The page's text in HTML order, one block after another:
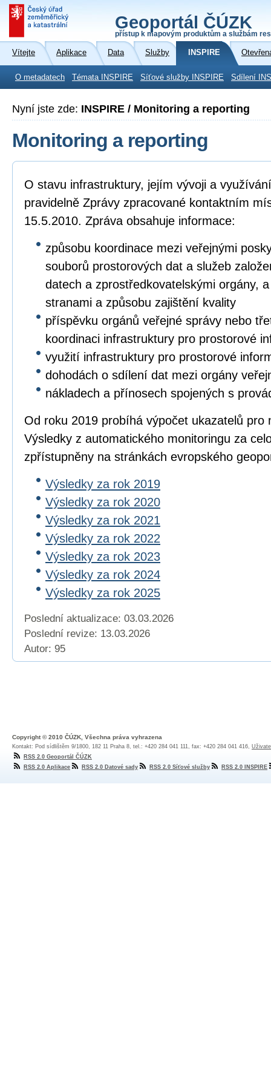
Geoportál ČÚZK
přístup k mapovým produktům a službám
Vítejte Aplikace Data Služby INSPIRE
O metadatech Témata INSPIRE Síťové služby INSPIRE Sdílení
Nyní jste zde: INSPIRE / Monitoring a reporting
Monitoring a reporting
O stavu infrastruktury, jejím vývoji a
pravidelně Zprávy zpracované kontaktním
15.5.2010. Zpráva obsahuje informace:
způsobu koordinace mezi veřejnými
souborů prostorových dat a služeb
datech a zprostředkovatelskými orgány,
stranami a způsobu zajištění kvality
příspěvku orgánů veřejné správy nebo
koordinaci infrastruktury pro prostorové
využití infrastruktury pro prostorové
dohodách o sdílení dat mezi orgány
nákladech a přínosech spojených s
Od roku 2019 probíhá výpočet ukazatelů pro
Výsledky z automatického monitoringu za
zpřístupněny na stránkách evropského
Výsledky za rok 2019
Výsledky za rok 2020
Výsledky za rok 2021
Výsledky za rok 2022
Výsledky za rok 2023
Výsledky za rok 2024
Výsledky za rok 2025
Poslední aktualizace: 03.03.2026
Poslední revize: 13.03.2026
Autor: 95
Copyright © 2010 ČÚZK, Všechna práva vyhrazena
Kontakt: Pod sídlištěm 9/1800, 182 11 Praha 8, tel.: +420 284 041 111, fax: +420 284 041 416,
RSS 2.0 Geoportál ČÚZK
RSS 2.0 Aplikace
RSS 2.0 Datové sady RSS 2.0 Síťové služby RSS 2.0 INSPIRE